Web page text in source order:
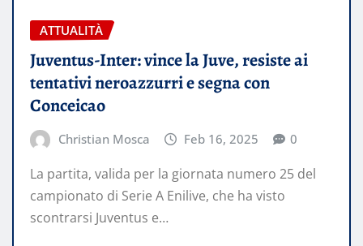
ATTUALITÀ
Juventus-Inter: vince la Juve, resiste ai
tentativi neroazzurri e segna con
Conceicao
Christian Mosca Feb 16, 2025 0
La partita, valida per la giornata numero 25 del
campionato di Serie A Enilive, che ha visto
scontrarsi Juventus e…